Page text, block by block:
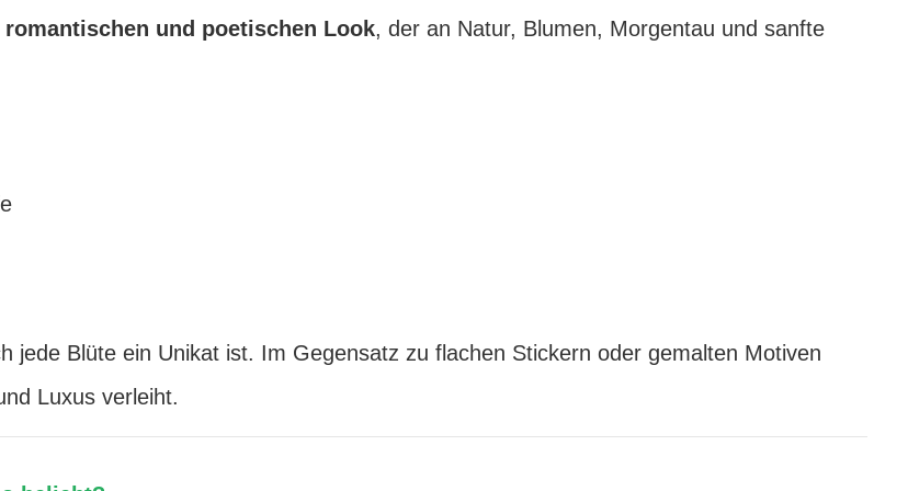
und poetischen Look, der an Natur, Blumen, Morgentau und sanfte
jede Blüte ein Unikat ist. Im Gegensatz zu flachen Stickern oder gemalten Motiven
Luxus verleiht.